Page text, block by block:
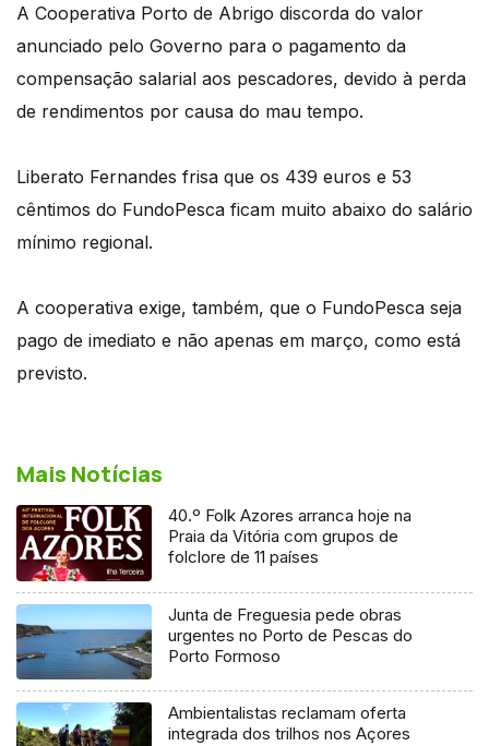
A Cooperativa Porto de Abrigo discorda do valor
anunciado pelo Governo para o pagamento da
compensação salarial aos pescadores, devido à perda
de rendimentos por causa do mau tempo.
Liberato Fernandes frisa que os 439 euros e 53
cêntimos do FundoPesca ficam muito abaixo do salário
mínimo regional.
A cooperativa exige, também, que o FundoPesca seja
pago de imediato e não apenas em março, como está
previsto.
Mais Notícias
40.º Folk Azores arranca hoje na
Praia da Vitória com grupos de
folclore de 11 países
Junta de Freguesia pede obras
urgentes no Porto de Pescas do
Porto Formoso
Ambientalistas reclamam oferta
integrada dos trilhos nos Açores